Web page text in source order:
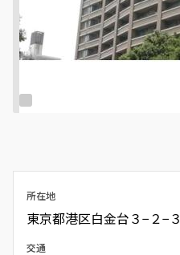
所在地
東京都港区白金台３−２−３
交通